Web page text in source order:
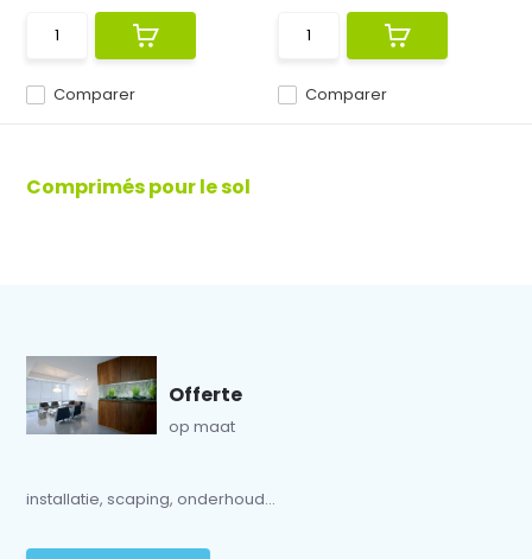
Comparer Comparer
Comprimés pour le sol
Offerte
op maat
installatie, scaping, onderhoud...